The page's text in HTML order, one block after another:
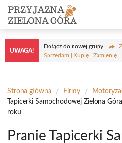
Przejdź
treści
UWAGA!
Dołącz do nowej grupy
Sprzedam | Kupię | Zamienię |
Strona główna / Firmy /
Tapicerki Samochodowej Zielona
roku
Pranie Tapicerki